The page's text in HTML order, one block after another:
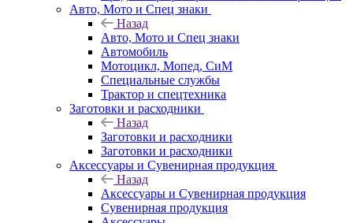
Авто, Мото и Спец знаки
Назад
Авто, Мото и Спец знаки
Автомобиль
Мотоцикл, Мопед, СиМ
Специальные службы
Трактор и спецтехника
Заготовки и расходники
Назад
Заготовки и расходники
Заготовки и расходники
Аксессуары и Сувенирная продукция
Назад
Аксессуары и Сувенирная продукция
Сувенирная продукция